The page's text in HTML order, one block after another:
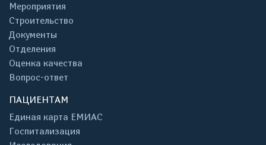
Мероприятия
Строительство
Документы
Отделения
Оценка качества
Вопрос-ответ
ПАЦИЕНТАМ
Единая карта ЕМИАС
Госпитализация